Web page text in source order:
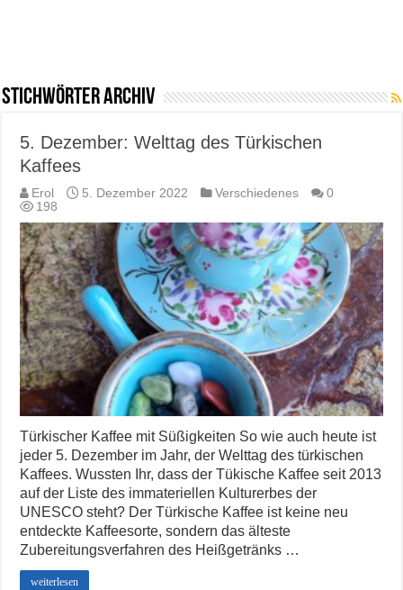
Stichwörter Archiv
5. Dezember: Welttag des Türkischen
Kaffees
Erol 5. Dezember 2022 Verschiedenes
0
198
Türkischer Kaffee mit Süßigkeiten So wie auch heute ist
jeder 5. Dezember im Jahr, der Welttag des türkischen
Kaffees. Wussten Ihr, dass der Tükische Kaffee seit 2013
auf der Liste des immateriellen Kulturerbes der
UNESCO steht? Der Türkische Kaffee ist keine neu
entdeckte Kaffeesorte, sondern das älteste
Zubereitungsverfahren des Heißgetränks …
weiterlesen